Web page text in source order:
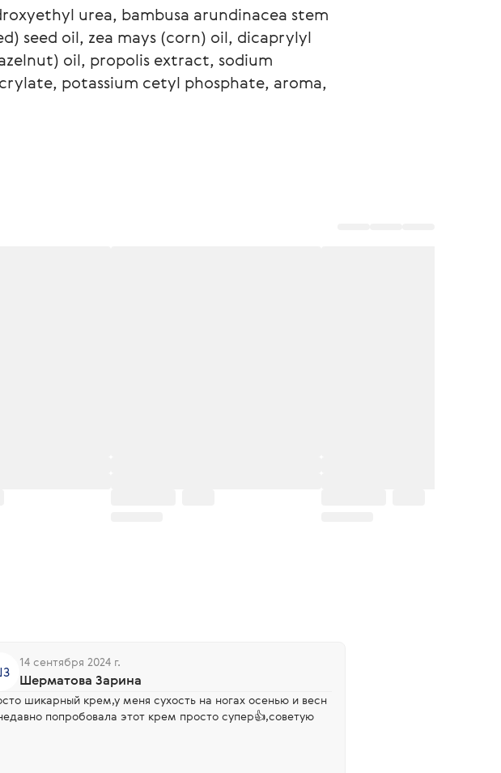
urea, bambusa arundinacea stem
seed oil, zea mays (corn) oil, dicaprylyl
oil, propolis extract, sodium
potassium cetyl phosphate, aroma,
14 сентября 2024 г.
Шерматова Зарина
шикарный крем,у меня сухость на ногах осенью и весн
попробовала этот крем просто супер👍,советую